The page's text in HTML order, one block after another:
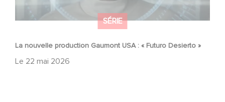
SÉRIE
La nouvelle production Gaumont USA : « Futuro Desierto »
Le 22 mai 2026